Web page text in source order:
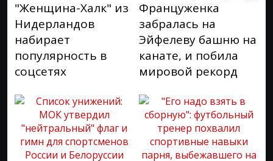
"Женщина-Халк" из
Нидерландов
набирает
популярность в
соцсетях
Француженка
забралась на
Эйфелеву башню на
канате, и побила
мировой рекорд